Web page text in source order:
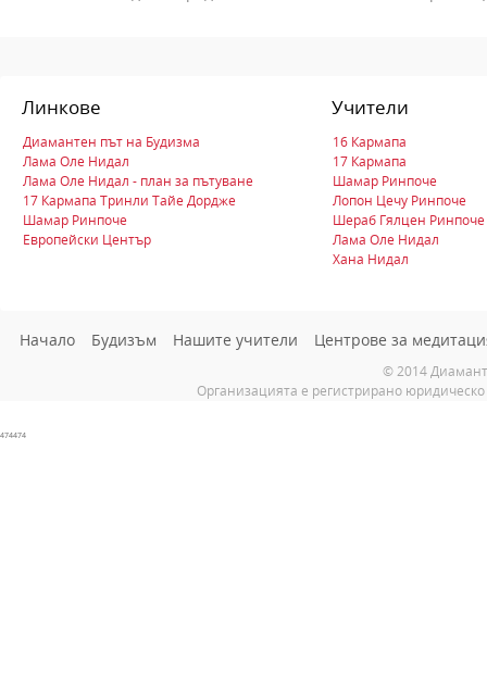
Линкове
Диамантен път на Будизма
Лама Оле Нидал
Лама Оле Нидал - план за пътуване
17 Кармапа Тринли Тайе Дордже
Шамар Ринпоче
Европейски Център
Учители
16 Кармапа
17 Кармапа
Шамар Ринпоче
Лопон Цечу Ринпоче
Шераб Гялцен Ринпоче
Лама Оле Нидал
Хана Нидал
Начало Будизъм Нашите учители Центрове за
© 2014
Организацията е регистрирано
474474